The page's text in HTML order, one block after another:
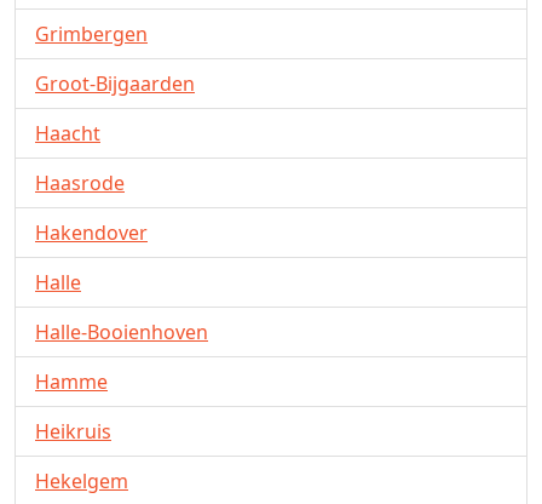
Grimbergen
Groot-Bijgaarden
Haacht
Haasrode
Hakendover
Halle
Halle-Booienhoven
Hamme
Heikruis
Hekelgem